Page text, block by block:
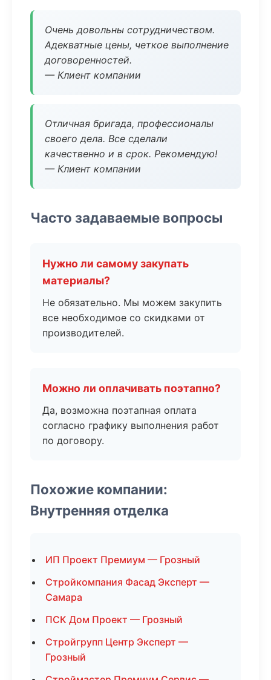
Очень довольны сотрудничеством.
Адекватные цены, четкое выполнение
договоренностей.
— Клиент компании
Отличная бригада, профессионалы
своего дела. Все сделали
качественно и в срок. Рекомендую!
— Клиент компании
Часто задаваемые вопросы
Нужно ли самому закупать
материалы?
Не обязательно. Мы можем закупить
все необходимое со скидками от
производителей.
Можно ли оплачивать поэтапно?
Да, возможна поэтапная оплата
согласно графику выполнения работ
по договору.
Похожие компании:
Внутренняя отделка
ИП Проект Премиум — Грозный
Стройкомпания Фасад Эксперт —
Самара
ПСК Дом Проект — Грозный
Стройгрупп Центр Эксперт —
Грозный